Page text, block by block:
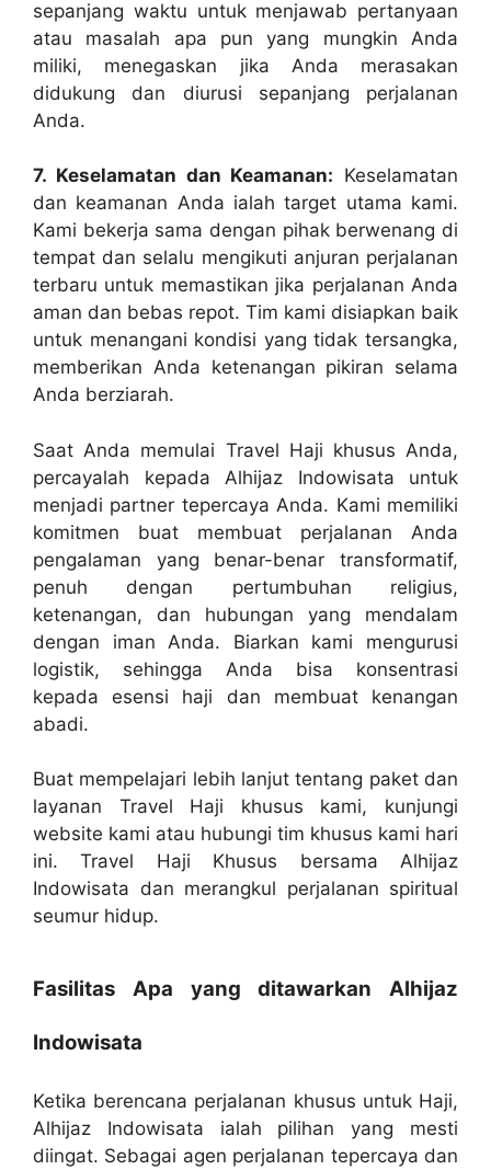
sepanjang waktu untuk menjawab pertanyaan
atau masalah apa pun yang mungkin Anda
miliki, menegaskan jika Anda merasakan
didukung dan diurusi sepanjang perjalanan
Anda.
7. Keselamatan dan Keamanan: Keselamatan
dan keamanan Anda ialah target utama kami.
Kami bekerja sama dengan pihak berwenang di
tempat dan selalu mengikuti anjuran perjalanan
terbaru untuk memastikan jika perjalanan Anda
aman dan bebas repot. Tim kami disiapkan baik
untuk menangani kondisi yang tidak tersangka,
memberikan Anda ketenangan pikiran selama
Anda berziarah.
Saat Anda memulai Travel Haji khusus Anda,
percayalah kepada Alhijaz Indowisata untuk
menjadi partner tepercaya Anda. Kami memiliki
komitmen buat membuat perjalanan Anda
pengalaman yang benar-benar transformatif,
penuh dengan pertumbuhan religius,
ketenangan, dan hubungan yang mendalam
dengan iman Anda. Biarkan kami mengurusi
logistik, sehingga Anda bisa konsentrasi
kepada esensi haji dan membuat kenangan
abadi.
Buat mempelajari lebih lanjut tentang paket dan
layanan Travel Haji khusus kami, kunjungi
website kami atau hubungi tim khusus kami hari
ini. Travel Haji Khusus bersama Alhijaz
Indowisata dan merangkul perjalanan spiritual
seumur hidup.
Fasilitas Apa yang ditawarkan Alhijaz
Indowisata
Ketika berencana perjalanan khusus untuk Haji,
Alhijaz Indowisata ialah pilihan yang mesti
diingat. Sebagai agen perjalanan tepercaya dan